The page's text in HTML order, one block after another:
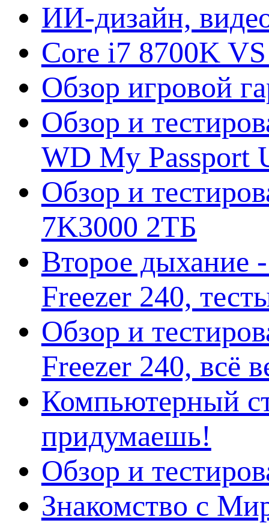
ИИ-дизайн,
Core i7 8700K
Обзор игровой
Обзор и
WD My Passport
Обзор и
7K3000 2ТБ
Второе дыхание
Freezer 240,
Обзор и
Freezer 240, всё
Компьютерный
придумаешь!
Обзор и
Знакомство с